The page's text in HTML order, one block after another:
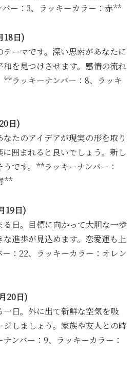
ー：3、ラッキーカラー：赤**
18日)
ーマです。深い思索があなたに
を見つけさせます。感情の流れ
**ラッキーナンバー：8、ラッキ
日)
たのアイデアが現実の形を取り
囲まれると良いでしょう。新し
です。**ラッキーナンバー：
**
19日)
日。目標に向かって大胆な一歩
進歩が見込めます。恋愛運も上
：22、ラッキーカラー：オレン
20日)
一日。外に出て新鮮な空気を吸
しましょう。家族や友人との時
ンバー：9、ラッキーカラー：